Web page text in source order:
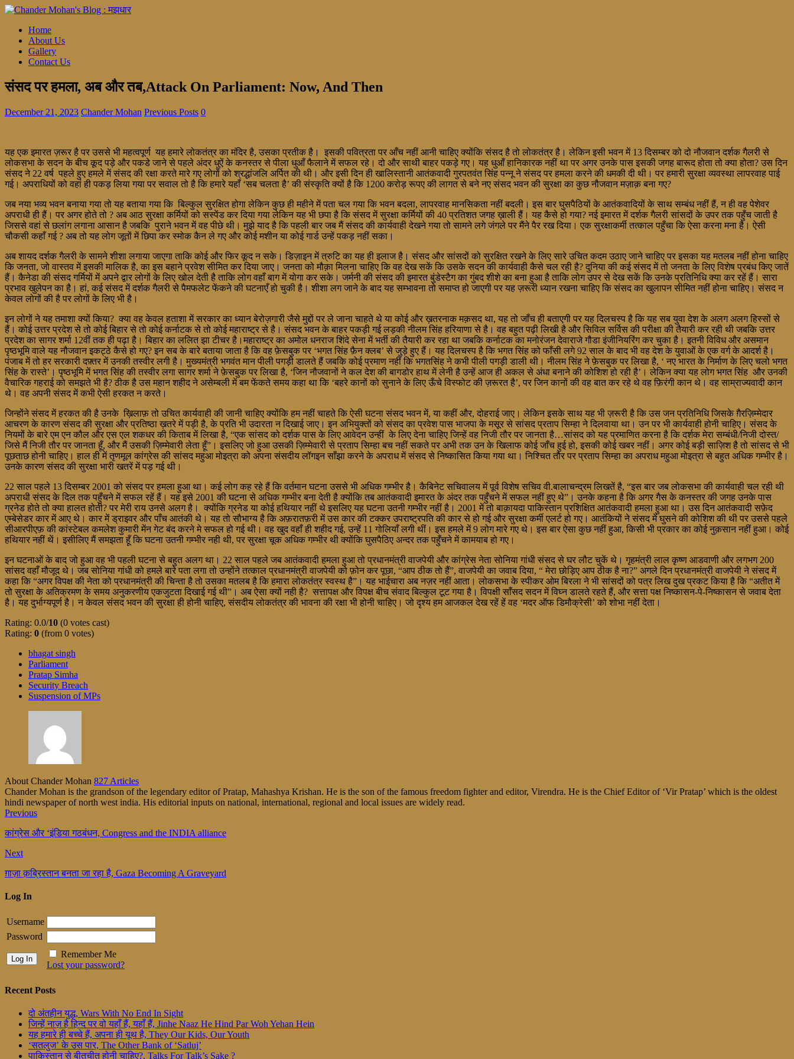
Home
About Us
Gallery
Contact Us
संसद पर हमला, अब और तब,Attack On Parliament: Now, And Then
December 21, 2023 Chander Mohan Previous Posts 0
यह एक इमारत ज़रूर है पर उससे भी महत्वपूर्ण यह हमारे लोकतंत्र का मंदिर है, उसका प्रतीक है। इसकी पवित्रता पर आँच नहीं आनी चाहिए क्योंकि संसद है तो लोकतंत्र है। लेकिन इसी भवन में 13 दिसम्बर को दो नौजवान दर्शक गैलरी से
लोकसभा के सदन के बीच कूद पड़े और पकडे जाने से पहले अंदर धुऐं के कनस्तर से पीला धुआँ फैलाने में सफल रहे। दो और साथी बाहर पकड़े गए। यह धुआँ हानिकारक नहीं था पर अगर उनके पास इसकी जगह बारूद होता तो क्या होता? उस दिन
संसद ने 22 वर्ष पहले हुए हमले में संसद की रक्षा करते मारे गए लोगों को श्रद्धांजलि अर्पित की थी। और इसी दिन ही खालिस्तानी आतंकवादी गुरपतवंत सिंह पन्नू ने संसद पर हमला करने की धमकी दी थी। पर हमारी सुरक्षा व्यवस्था लापरवाह पाई
गई। अपराधियों को वहां ही पकड़ लिया गया पर सवाल तो है कि हमारे यहाँ ‘सब चलता है’ की संस्कृति क्यों है कि 1200 करोड़ रूपए की लागत से बने नए संसद भवन की सुरक्षा का कुछ नौजवान मज़ाक़ बना गए?
जब नया भव्य भवन बनाया गया तो यह बताया गया कि बिल्कुल सुरक्षित होगा लेकिन कुछ ही महीने में पता चल गया कि भवन बदला, लापरवाह मानसिकता नहीं बदली। इस बार घुसपैठियों के आतंकवादियों के साथ सम्बंध नहीं हैं, न ही वह पेशेवर
अपराधी ही हैं। पर अगर होते तो ? अब आठ सुरक्षा कर्मियों को सस्पेंड कर दिया गया लेकिन यह भी छपा है कि संसद में सुरक्षा कर्मियों की 40 प्रतिशत जगह ख़ाली हैं। यह कैसे हो गया? नई इमारत में दर्शक गैलरी सांसदों के उपर तक पहुँच जाती है
जिससे वहां से छलांग लगाना आसान है जबकि पुराने भवन में वह पीछे थी। मुझे याद है कि पहली बार जब मैं संसद की कार्यवाही देखने गया तो सामने लगे जंगले पर मैंने पैर रख दिया। एक सुरक्षाकर्मी तत्काल पहुँचा कि ऐसा करना मना है। ऐसी
चौकसी कहाँ गई ? अब तो यह लोग जूतों में छिपा कर स्मोक कैन ले गए और कोई मशीन या कोई गार्ड उन्हें पकड़ नहीं सका।
अब शायद दर्शक गैलरी के सामने शीशा लगाया जाएगा ताकि कोई और फिर कूद न सके। डिज़ाइन में त्रुटि का यह ही इलाज है। संसद और सांसदों को सुरक्षित रखने के लिए सारे उचित कदम उठाए जाने चाहिए पर इसका यह मतलब नहीं होना चाहिए
कि जनता, जो वास्तव में इसकी मालिक है, का इस बहाने प्रवेश सीमित कर दिया जाए। जनता को मौक़ा मिलना चाहिए कि वह देख सकें कि उसके सदन की कार्यवाही कैसे चल रही है? दुनिया की कई संसद में तो जनता के लिए विशेष प्रबंध किए जातें
हैं। कैनेडा की संसद गर्मियों में अपने द्वार लोगों के लिए खोल देती है ताकि लोग वहाँ बाग में योगा कर सके। जर्मनी की संसद की इमारत बुंडेस्टैग का गुंबद शीशे का बना हुआ है ताकि लोग उपर से देख सकें कि उनके प्रतिनिधि क्या कर रहें हैं। सारा
प्रभाव खुलेपन का है। हां, कई संसद में दर्शक गैलरी से पैमफलेट फेंकने की घटनाएँ हो चुकी है। शीशा लग जाने के बाद यह सम्भावना तो समाप्त हो जाएगी पर यह ज़रूरी ध्यान रखना चाहिए कि संसद का खुलापन सीमित नहीं होना चाहिए। संसद न
केवल लोगों की है पर लोगों के लिए भी है।
इन लोगों ने यह तमाशा क्यों किया? क्या वह केवल हताशा में सरकार का ध्यान बेरोज़गारी जैसे मुद्दों पर ले जाना चाहते थे या कोई और ख़तरनाक मक़सद था, यह तो जाँच ही बताएगी पर यह दिलचस्प है कि यह सब युवा देश के अलग अलग हिस्सों से
हैं। कोई उत्तर प्रदेश से तो कोई बिहार से तो कोई कर्नाटक से तो कोई महाराष्ट्र से है। संसद भवन के बाहर पकड़ी गई लड़की नीलम सिंह हरियाणा से है। वह बहुत पढ़ी लिखी है और सिविल सर्विस की परीक्षा की तैयारी कर रही थी जबकि उत्तर
प्रदेश का सागर शर्मा 12वीं तक ही पढ़ा है। बिहार का ललित झा टीचर है।महाराष्ट्र का अमोल धनराज शिंदे सेना में भर्ती की तैयारी कर रहा था जबकि कर्नाटक का मनोरंजन देवाराजे गौडा इंजीनियरिंग कर चुका है। इतनी विविध और असमान
पृष्ठभूमि वाले यह नौजवान इकट्ठे कैसे हो गए? इन सब के बारे बताया जाता है कि वह फ़ेसबुक पर ‘भगत सिंह फ़ैन क्लब’ से जुड़े हुए हैं। यह दिलचस्प है कि भगत सिंह को फाँसी लगे 92 साल के बाद भी वह देश के युवाओं के एक वर्ग के आदर्श है।
पंजाब में तो हर सरकारी दफ़्तर में उनकी तस्वीर लगी है। मुख्यमंत्री भगवंत मान पीली पगड़ी डालते हैं जबकि कोई प्रमाण नहीं कि भगतसिंह ने कभी पीली पगड़ी डाली थी। नीलम सिंह ने फ़ेसबुक पर लिखा है, ‘ नए भारत के निर्माण के लिए चलो भगत
सिंह के रास्ते’। पृष्ठभूमि में भगत सिंह की तस्वीर लगा सागर शर्मा ने फ़ेसबुक पर लिखा है, ‘जिन नौजवानों ने कल देश की बागडोर हाथ में लेनी है उन्हें आज ही अकल से अंधा बनाने की कोशिश हो रही है’। लेकिन क्या यह लोग भगत सिंह और उनकी
वैचारिक गहराई को समझते भी है? ठीक है उस महान शहीद ने असेम्बली में बम फेंकते समय कहा था कि ‘बहरे कानों को सुनाने के लिए ऊँचे विस्फोट की ज़रूरत है’, पर जिन कानों की वह बात कर रहे थे वह फ़िरंगी कान थे। वह साम्राज्यवादी कान
थे। वह अपनी संसद में कभी ऐसी हरकत न करते।
जिन्होंने संसद में हरकत की है उनके ख़िलाफ़ तो उचित कार्यवाही की जानी चाहिए क्योंकि हम नहीं चाहते कि ऐसी घटना संसद भवन में, या कहीं और, दोहराई जाए। लेकिन इसके साथ यह भी ज़रूरी है कि उस जन प्रतिनिधि जिसके ग़ैरज़िम्मेदार
आचरण के कारण संसद की सुरक्षा और प्रतिष्ठा ख़तरे में पड़ी है, के प्रति भी उदारता न दिखाई जाए। इन अभियुक्तों को संसद का प्रवेश पास भाजपा के मसूर से सांसद प्रताप सिम्हा ने दिलवाया था। उन पर भी कार्यवाही होनी चाहिए। संसद के
नियमों के बारे एम एन कौल और एस एल शकधर की किताब में लिखा है, “एक सांसद को दर्शक पास के लिए आवेदन उन्हीं के लिए देना चाहिए जिन्हें वह निजी तौर पर जानता है…सांसद को यह प्रमाणित करना है कि दर्शक मेरा सम्बंधी/निजी दोस्त/
जिसे मैं निजी तौर पर जानता हूँ, और मैं उसकी ज़िम्मेवारी लेता हूँ”। इसलिए जो हुआ उसकी ज़िम्मेवारी से प्रताप सिम्हा बच नहीं सकते पर अभी तक उन के खिलाफ कोई जाँच हुई हो, इसकी कोई खबर नहीं। अगर कोई बड़ी साज़िश है तो सांसद से भी
पूछताछ होनी चाहिए। हाल ही में तृणमूल कांग्रेस की सांसद महुआ मोइत्रा को अपना संसदीय लॉगइन साँझा करने के अपराध में संसद से निष्कासित किया गया था। निश्चित तौर पर प्रताप सिम्हा का अपराध महुआ मोइत्रा से बहुत अधिक गम्भीर है।
उनके कारण संसद की सुरक्षा भारी खतरें में पड़ गई थी।
22 साल पहले 13 दिसम्बर 2001 को संसद पर हमला हुआ था। कई लोग कह रहे हैं कि वर्तमान घटना उससे भी अधिक गम्भीर है। कैबिनेट सचिवालय में पूर्व विशेष सचिव वी.बालाचन्द्रम लिखतें है, “इस बार जब लोकसभा की कार्यवाही चल रही थी
अपराधी संसद के दिल तक पहुँचने में सफल रहें हैं। यह इसे 2001 की घटना से अधिक गम्भीर बना देती है क्योंकि तब आतंकवादी इमारत के अंदर तक पहुँचने में सफल नहीं हुए थे”। उनके कहना है कि अगर गैस के कनस्तर की जगह उनके पास
ग्रनेड होते तो क्या हालत होती? पर मेरी राय उनसे अलग है। क्योंकि ग्रनेड या कोई हथियार नहीं थे इसलिए यह घटना उतनी गम्भीर नहीं है। 2001 में तो बाक़ायदा पाकिस्तान प्रशिक्षित आतंकवादी हमला हुआ था। उस दिन आतंकवादी सफ़ेद
एम्बेसेडर कार में आए थे। कार में ड्राइवर और पाँच आतंकी थे। यह तो सौभाग्य है कि अफ़रातफ़री में उस कार की टक्कर उपराष्ट्रपति की कार से हो गई और सुरक्षा कर्मी एलर्ट हो गए। आतंकियों ने संसद में घुसने की कोशिश की थी पर उससे पहले
सीआरपीएफ़ की कांस्टेबल कमलेश कुमारी मेंन गेट बंद करने मे सफल हो गई थी। वह खुद वहाँ ही शहीद गई, उन्हें 11 गोलियाँ लगी थीं। इस हमले में 9 लोग मारे गए थे। इस बार ऐसा कुछ नहीं हुआ, किसी भी प्रकार का कोई नुक़सान नहीं हुआ। कोई
हथियार नहीं थें। इसीलिए मैं समझता हूँ कि घटना उतनी गम्भीर नही थी, पर सुरक्षा चूक अधिक गम्भीर थी क्योंकि घुसपैठिए अन्दर तक पहुँचने में कामयाब हो गए।
इन घटनाओं के बाद जो हुआ वह भी पहली घटना से बहुत अलग था। 22 साल पहले जब आतंकवादी हमला हुआ तो प्रधानमंत्री वाजपेयी और कांग्रेस नेता सोनिया गांधी संसद से घर लौट चुकें थे। गृहमंत्री लाल कृष्ण आडवाणी और लगभग 200
सांसद वहाँ मौजूद थे। जब सोनिया गांधी को हमले बारे पता लगा तो उन्होंने तत्काल प्रधानमंत्री वाजपेयी को फ़ोन कर पूछा, “आप ठीक तो हैं”, वाजपेयी का जवाब दिया, “ मेरा छोड़िए आप ठीक है ना?” अगले दिन प्रधानमंत्री वाजपेयी ने संसद में
कहा कि “अगर विपक्ष की नेता को प्रधानमंत्री की चिन्ता है तो उसका मतलब है कि हमारा लोकतंत्र स्वस्थ है”। यह भाईचारा अब नज़र नहीं आता। लोकसभा के स्पीकर ओम बिरला ने भी सांसदों को पत्र लिख दुख प्रकट किया है कि “अतीत में
तो सुरक्षा के अतिक्रमण के समय अनुकरणीय एकजुटता दिखाई गई थी”। अब ऐसा क्यों नही है? सत्तापक्ष और विपक्ष बीच संवाद बिल्कुल टूट गया है। विपक्षी साँसद सदन में विघ्न डालते रहते हैं, और सत्ता पक्ष निष्कासन-पे-निष्कासन से जवाब देता
है। यह दुर्भाग्यपूर्ण है। न केवल संसद भवन की सुरक्षा ही होनी चाहिए, संसदीय लोकतंत्र की भावना की रक्षा भी होनी चाहिए। जो दृश्य हम आजकल देख रहें हें वह ‘मदर ऑफ डिमौक्रेसी’ को शोभा नहीं देता।
Rating: 0.0/10 (0 votes cast)
Rating: 0 (from 0 votes)
bhagat singh
Parliament
Pratap Simha
Security Breach
Suspension of MPs
About Chander Mohan 827 Articles
Chander Mohan is the grandson of the legendary editor of Pratap, Mahashya Krishan. He is the son of the famous freedom fighter and editor, Virendra. He is the Chief Editor of ‘Vir Pratap’ which is the oldest
hindi newspaper of north west india. His editorial inputs on national, international, regional and local issues are widely read.
Previous
कांग्रेस और ‘इंडिया गठबंधन, Congress and the INDIA alliance
Next
ग़ाज़ा क़ब्रिस्तान बनता जा रहा है, Gaza Becoming A Graveyard
Log In
Username
Password
Remember Me
Lost your password?
Recent Posts
दो अंतहीन युद्ध, Wars With No End In Sight
जिन्हें नाज़ है हिन्द पर वो यहाँ हैं, यहाँ हैं, Jinhe Naaz He Hind Par Woh Yehan Hein
यह हमारे ही बच्चे हैं, अपना ही यूथ है, They Our Kids, Our Youth
‘सतलुज’ के उस पार, The Other Bank of ‘Satluj’
पाकिस्तान से बीतचीत होनी चाहिए?, Talks For Talk’s Sake ?